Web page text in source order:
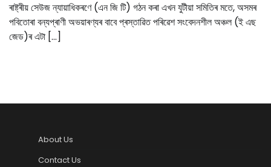
ৰাষ্ট্ৰীয় সেউজ ন্যায়াধিকৰণে (এন জি টি) গঠন কৰা এখন যুটীয়া সমিতিৰ মতে, অসমৰ
পবিতোৰা বন্যপ্ৰাণী অভয়াৰণ্যৰ বাবে প্ৰস্তাৱিত পৰিৱেশ সংবেদনশীল অঞ্চল (ই এছ
জেড)ৰ এটা […]
About Us
Contact Us